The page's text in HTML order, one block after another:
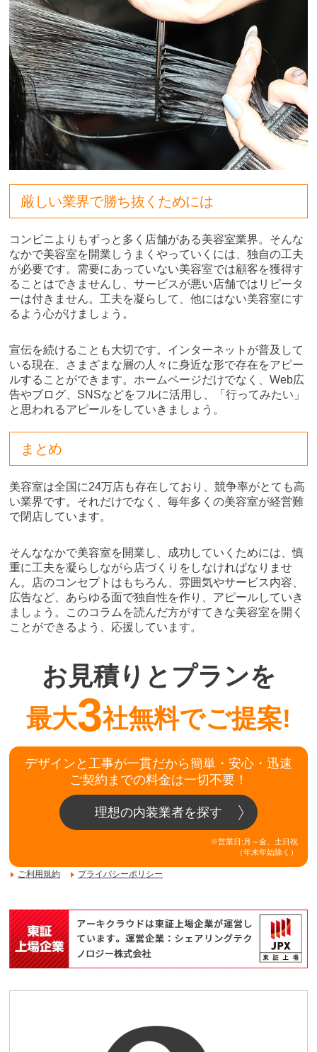
厳しい業界で勝ち抜くためには
コンビニよりもずっと多く店舗がある美容室業界。そんな
なかで美容室を開業しうまくやっていくには、独自の工夫
が必要です。需要にあっていない美容室では顧客を獲得す
ることはできませんし、サービスが悪い店舗ではリピータ
ーは付きません。工夫を凝らして、他にはない美容室にす
るよう心がけましょう。
宣伝を続けることも大切です。インターネットが普及して
いる現在、さまざまな層の人々に身近な形で存在をアピー
ルすることができます。ホームページだけでなく、Web広
告やブログ、SNSなどをフルに活用し、「行ってみたい」
と思われるアピールをしていきましょう。
まとめ
美容室は全国に24万店も存在しており、競争率がとても高
い業界です。それだけでなく、毎年多くの美容室が経営難
で閉店しています。
そんななかで美容室を開業し、成功していくためには、慎
重に工夫を凝らしながら店づくりをしなければなりませ
ん。店のコンセプトはもちろん、雰囲気やサービス内容、
広告など、あらゆる面で独自性を作り、アピールしていき
ましょう。このコラムを読んだ方がすてきな美容室を開く
ことができるよう、応援しています。
お見積りとプランを
最大3社無料でご提案!
デザインと工事が一貫だから簡単・安心・迅速
ご契約までの料金は一切不要！
理想の内装業者を探す
※営業日:月～金、土日祝
（年末年始除く）
ご利用規約 プライバシーポリシー